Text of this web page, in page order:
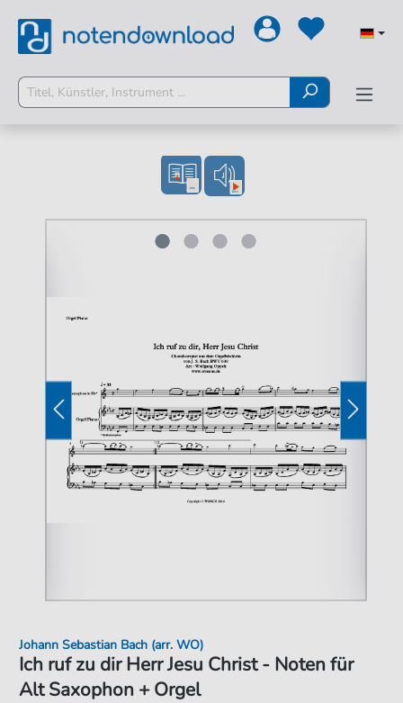
Ich ruf zu dir Herr Jesu Christ - Noten für
Alt Saxophon + Orgel
Johann Sebastian Bach (arr. WO)